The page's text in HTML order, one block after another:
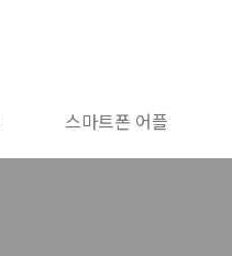
스마트폰 어플